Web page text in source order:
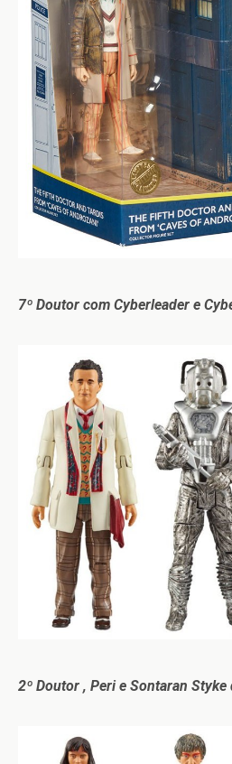
7º Doutor com Cyberleader e
2º Doutor , Peri e Sontaran